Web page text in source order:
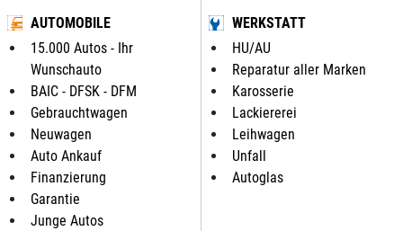
AUTOMOBILE
15.000 Autos - Ihr
Wunschauto
BAIC - DFSK - DFM
Gebrauchtwagen
Neuwagen
Auto Ankauf
Finanzierung
Garantie
Junge Autos
WERKSTATT
HU/AU
Reparatur aller Marken
Karosserie
Lackiererei
Leihwagen
Unfall
Autoglas